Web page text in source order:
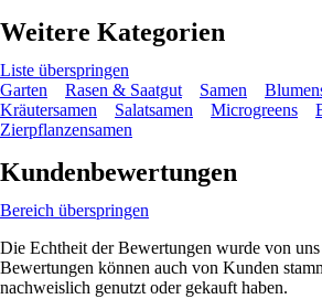
Weitere Kategorien
Liste überspringen
Garten
Rasen & Saatgut Samen
Kräutersamen
Salatsamen Microgreens
Zierpflanzensamen
Kundenbewertungen
Bereich überspringen
Die Echtheit der Bewertungen wurde von
Bewertungen können auch von Kunden
nachweislich genutzt oder gekauft haben.